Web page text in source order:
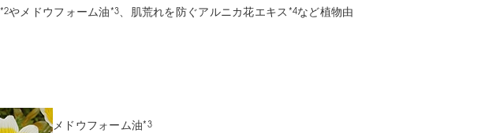
*2やメドウフォーム油 *3、肌荒れを防ぐアルニカ花エキス *4など植物由
メドウフォーム油*3